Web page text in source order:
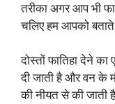
तरीका अगर आप भी
चलिए हम आपको बताते
दोस्तों फातिहा देने
दी जाती है और वन के
की नीयत से की जाती है